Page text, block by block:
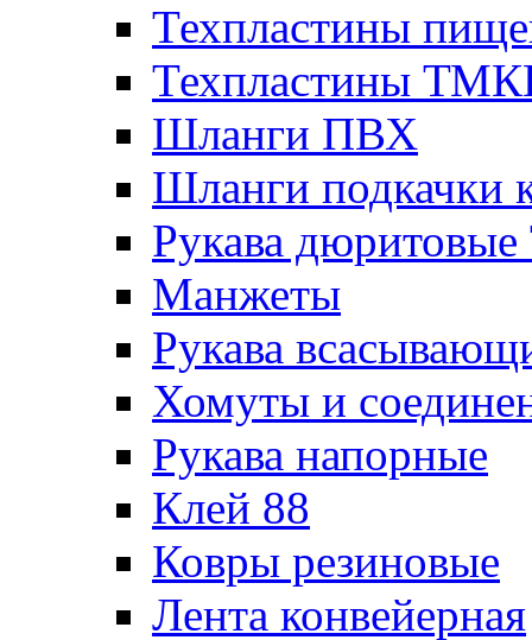
Техпластины
Техпластины
Шланги ПВХ
Шланги подкачки
Рукава
Манжеты
Рукава
Хомуты и
Рукава напорные
Клей 88
Ковры резиновые
Лента конвейерная